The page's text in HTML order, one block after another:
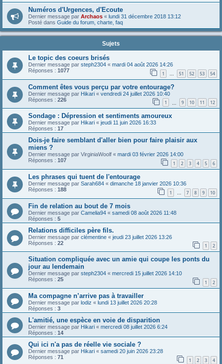
Numéros d'Urgences, d'Ecoute
Dernier message par Archaos « lundi 31 décembre 2018 13:12
Posté dans Guide du forum, charte, faq
Sujets
Le topic des coeurs brisés
Dernier message par steph2304 « mardi 04 août 2026 14:26
Réponses : 1077 1 … 51 52 53 54
Comment êtes vous perçu par votre entourage?
Dernier message par Hikari « vendredi 24 juillet 2026 10:40
Réponses : 226 1 9 10 11 12
Sondage : Dépression et sentiments amoureux
Dernier message par Hikari « jeudi 11 juin 2026 16:33
Réponses : 17
Dois-je faire semblant d'aller bien pour faire plaisir aux
miens ?
Dernier message par VirginiaWoolf « mardi 03 février 2026 14:00
Réponses : 107 1 2 3 4 5 6
Les phrases qui tuent de l'entourage
Dernier message par Sarah684 « dimanche 18 janvier 2026 10:36
Réponses : 188 1 … 7 8 9 10
Fin de relation au bout de 7 mois
Dernier message par Camelia94 « samedi 08 août 2026 11:48
Réponses : 5
Relations difficiles père fils.
Dernier message par clémentine « jeudi 23 juillet 2026 13:26
Réponses : 22 1 2
Situation compliquée avec un amie qui coupe les ponts du
jour au lendemain
Dernier message par steph2304 « mercredi 15 juillet 2026 14:10
Réponses : 25 1 2
Ma compagne n’arrive pas à travailler
Dernier message par lodiz « lundi 13 juillet 2026 20:28
Réponses : 3
L'amitié, une espèce en voie de disparition
Dernier message par Hikari « mercredi 08 juillet 2026 6:24
Réponses : 14
Qui ici n'a pas de réelle vie sociale ?
Dernier message par Hikari « samedi 20 juin 2026 23:28
Réponses : 71 1 2 3 4